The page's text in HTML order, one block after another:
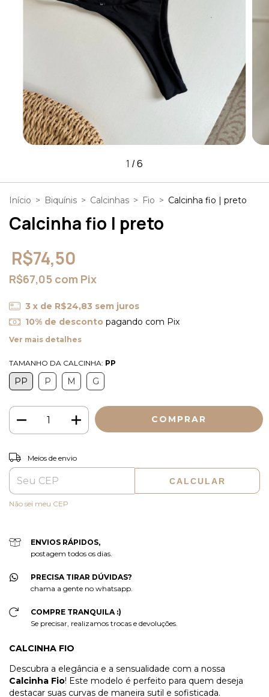
1 /6
Início > Biquínis > Calcinhas > Fio > Calcinha fio | preto
Calcinha fio | preto
R$74,50
R$67,05 com Pix
3 x de R$24,83 sem juros
10% de desconto pagando com Pix
Ver mais detalhes
TAMANHO DA CALCINHA: PP
PP P M G
Entregas para o CEP:
Meios de envio
CALCULAR
Não sei meu CEP
ENVIOS RÁPIDOS,
postagem todos os dias.
PRECISA TIRAR DÚVIDAS?
chama a gente no whatsapp.
COMPRE TRANQUILA :)
Se precisar, realizamos trocas e devoluções.
CALCINHA FIO
Descubra a elegância e a sensualidade com a nossa
Calcinha Fio! Este modelo é perfeito para quem deseja
destacar suas curvas de maneira sutil e sofisticada.